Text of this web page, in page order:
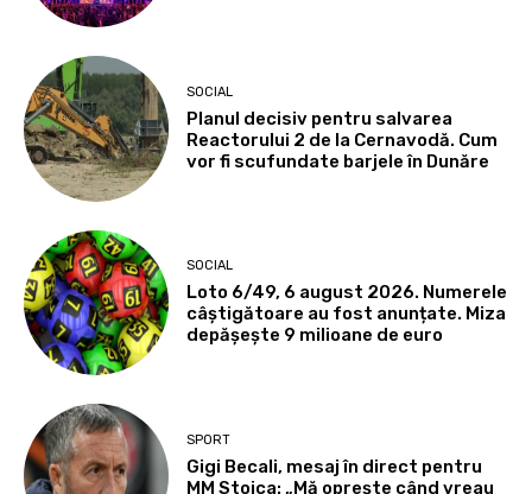
SOCIAL
Planul decisiv pentru salvarea
Reactorului 2 de la Cernavodă. Cum
vor fi scufundate barjele în Dunăre
SOCIAL
Loto 6/49, 6 august 2026. Numerele
câștigătoare au fost anunțate. Miza
depășește 9 milioane de euro
SPORT
Gigi Becali, mesaj în direct pentru
MM Stoica: „Mă oprește când vreau